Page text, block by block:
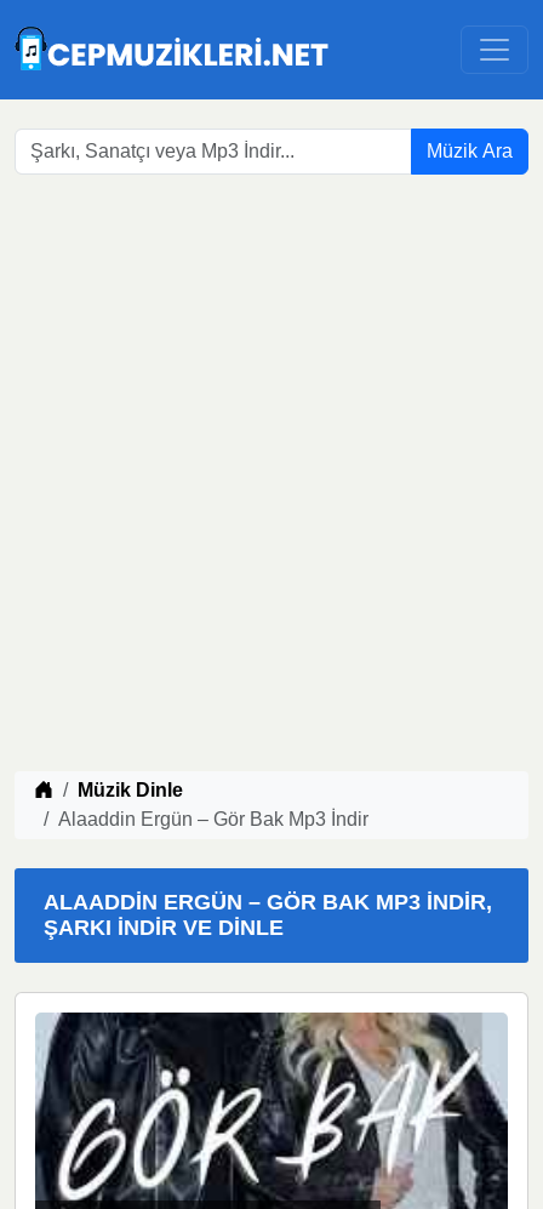
Müzik Ara
Müzik indir
Müzik Dinle
Alaaddin Ergün – Gör Bak Mp3 İndir
ALAADDIN ERGÜN – GÖR BAK MP3 İNDIR,
ŞARKI İNDIR VE DINLE